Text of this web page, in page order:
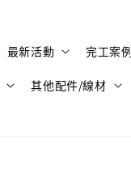
最新活動 完工案例
其他配件/線材